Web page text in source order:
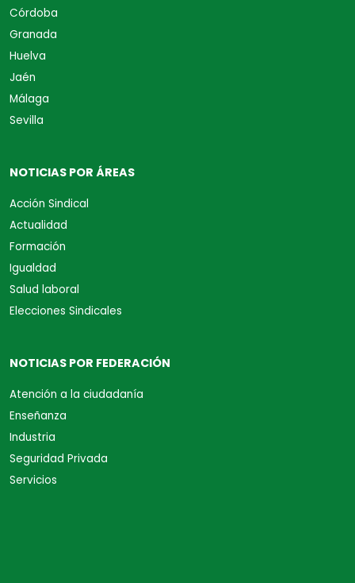
Córdoba
Granada
Huelva
Jaén
Málaga
Sevilla
NOTICIAS POR ÁREAS
Acción Sindical
Actualidad
Formación
Igualdad
Salud laboral
Elecciones Sindicales
NOTICIAS POR FEDERACIÓN
Atención a la ciudadanía
Enseñanza
Industria
Seguridad Privada
Servicios